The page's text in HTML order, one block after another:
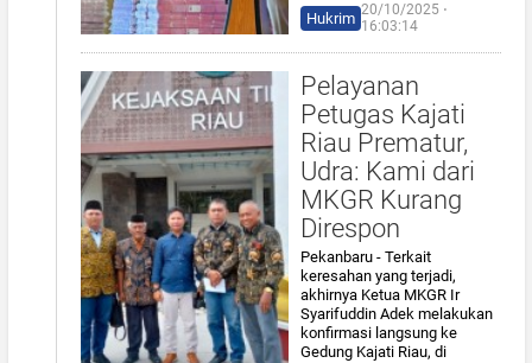
Hukrim 20/10/2025 ⋅
16:03:14
Pelayanan
Petugas Kajati
Riau Prematur,
Udra: Kami dari
MKGR Kurang
Direspon
Pekanbaru - Terkait
keresahan yang terjadi,
akhirnya Ketua MKGR Ir
Syarifuddin Adek melakukan
konfirmasi langsung ke
Gedung Kajati Riau, di